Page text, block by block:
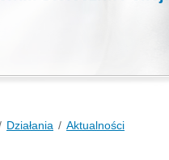
Działania Aktualności